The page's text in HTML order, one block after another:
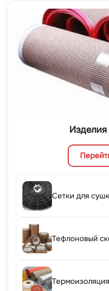
Сетки для
Тефлоновый
Термоизоляция